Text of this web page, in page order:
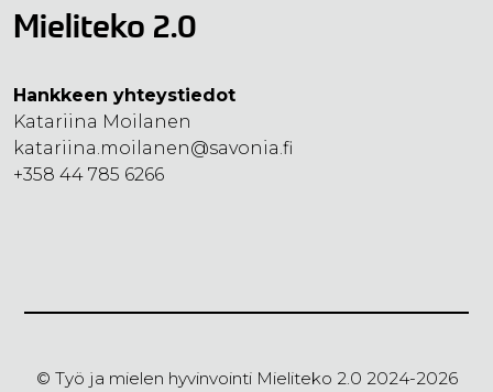
Mieliteko 2.0
Hankkeen yhteystiedot
Katariina Moilanen
katariina.moilanen@savonia.fi
+358 44 785 6266
© Työ ja mielen hyvinvointi Mieliteko 2.0 2024-2026